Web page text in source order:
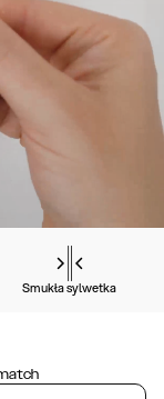
Smukła sylwetka